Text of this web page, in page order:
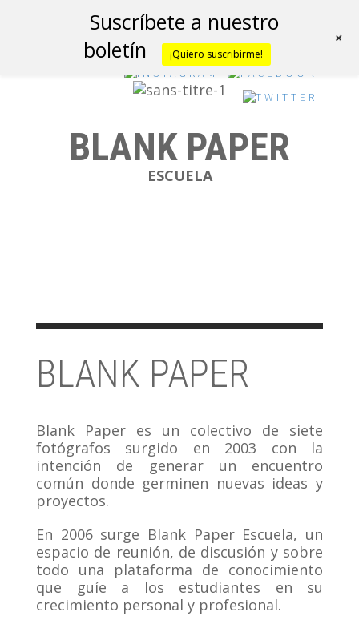
BLANK PAPER
ESCUELA
BLANK PAPER
Blank Paper es un colectivo de siete
fotógrafos surgido en 2003 con la
intención de generar un encuentro
común donde germinen nuevas ideas y
proyectos.
En 2006 surge Blank Paper Escuela, un
espacio de reunión, de discusión y sobre
todo una plataforma de conocimiento
que guíe a los estudiantes en su
crecimiento personal y profesional.
Suscríbete a nuestro
boletín
¡Quiero suscribirme!
+